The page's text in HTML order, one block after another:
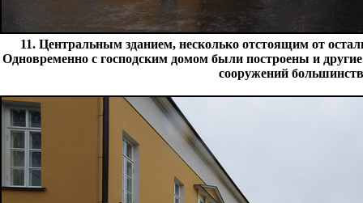
11. Центральным зданием, несколько отстоящим от
Одновременно с господским домом были построены и
сооружений